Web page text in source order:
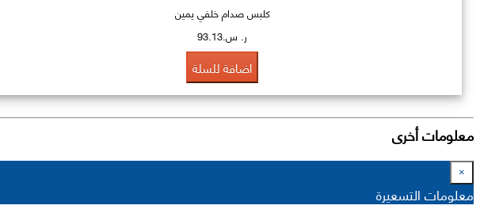
كلبس صدام خلفي يمين
ر. س.93.13
اضافة للسلة
معلومات أخرى
×
معلومات التسعيرة